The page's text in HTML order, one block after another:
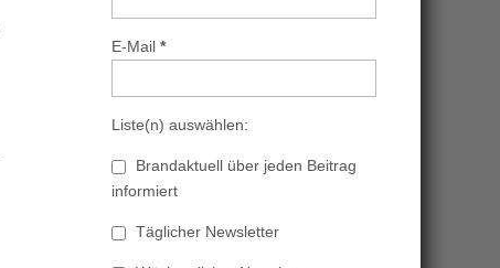
E-Mail *
Liste(n) auswählen:
Brandaktuell über jeden Beitrag
informiert
Täglicher Newsletter